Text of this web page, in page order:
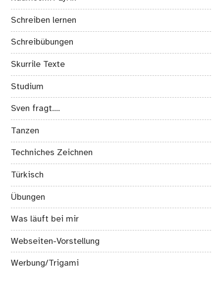
Schreiben lernen
Schreibübungen
Skurrile Texte
Studium
Sven fragt….
Tanzen
Techniches Zeichnen
Türkisch
Übungen
Was läuft bei mir
Webseiten-Vorstellung
Werbung/Trigami